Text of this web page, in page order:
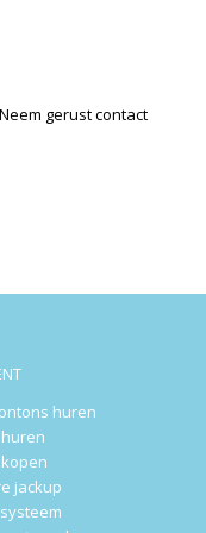
gerust contact
huren
jackup